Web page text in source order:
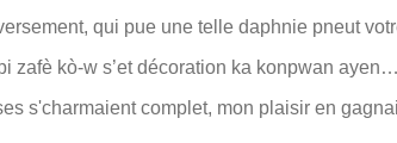
qui pue une telle daphnie pneut
zafè kò-w s’et décoration ka konpwan
s'charmaient complet, mon plaisir en